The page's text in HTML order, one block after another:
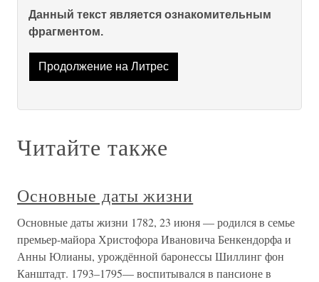
Данный текст является ознакомительным
фрагментом.
Продолжение на Литрес
Читайте также
Основные даты жизни
Основные даты жизни 1782, 23 июня — родился в семье
премьер-майора Христофора Ивановича Бенкендорфа и
Анны Юлианы, урождённой баронессы Шиллинг фон
Канштадт. 1793–1795— воспитывался в пансионе в